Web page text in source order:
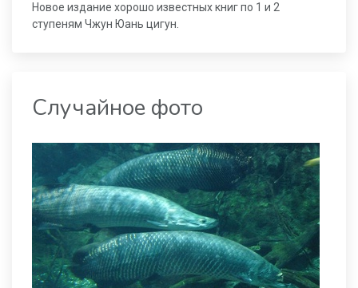
Новое издание хорошо известных книг по 1 и 2
ступеням Чжун Юань цигун.
Случайное фото